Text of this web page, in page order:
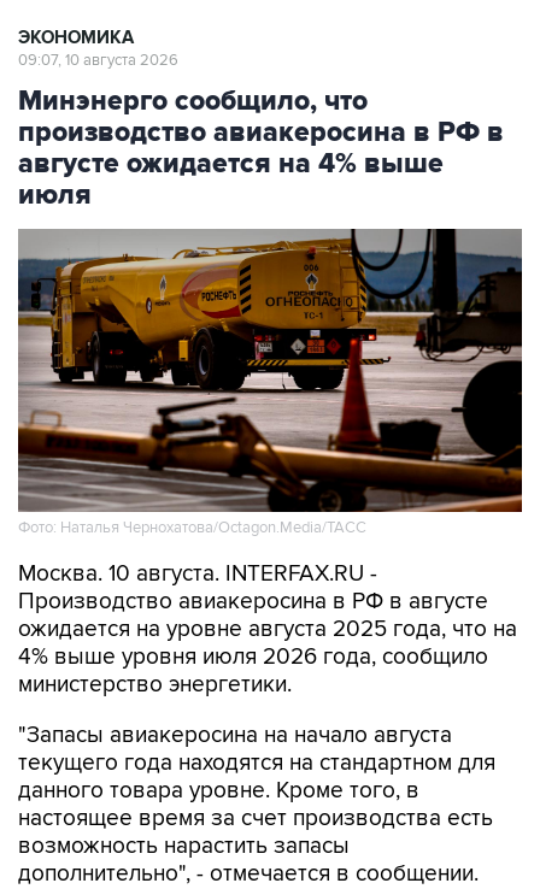
ЭКОНОМИКА
09:07, 10 августа 2026
Минэнерго сообщило, что
производство авиакеросина в РФ в
августе ожидается на 4% выше
июля
Фото: Наталья Чернохатова/Octagon.Media/ТАСС
Москва. 10 августа. INTERFAX.RU -
Производство авиакеросина в РФ в августе
ожидается на уровне августа 2025 года, что на
4% выше уровня июля 2026 года, сообщило
министерство энергетики.
"Запасы авиакеросина на начало августа
текущего года находятся на стандартном для
данного товара уровне. Кроме того, в
настоящее время за счет производства есть
возможность нарастить запасы
дополнительно", - отмечается в сообщении.